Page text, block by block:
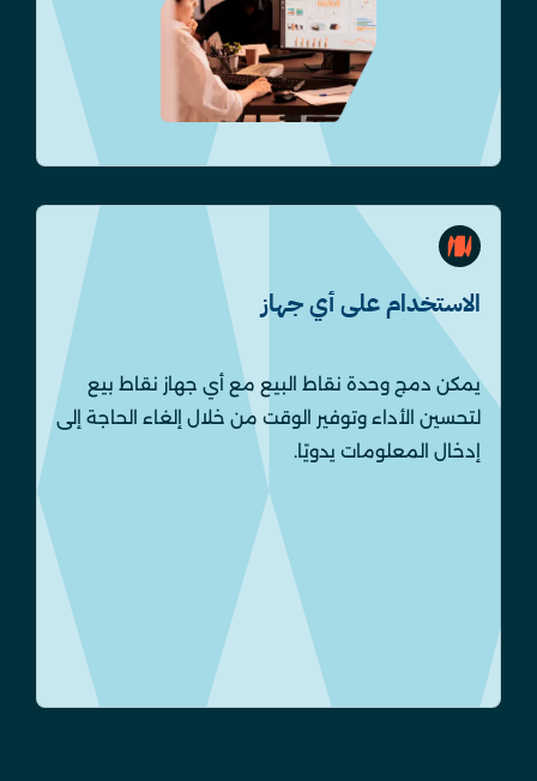
الاستخدام على أي جهاز
يمكن دمج وحدة نقاط البيع مع أي جهاز نقاط بيع
لتحسين الأداء وتوفير الوقت من خلال إلغاء الحاجة إلى
إدخال المعلومات يدويًا.